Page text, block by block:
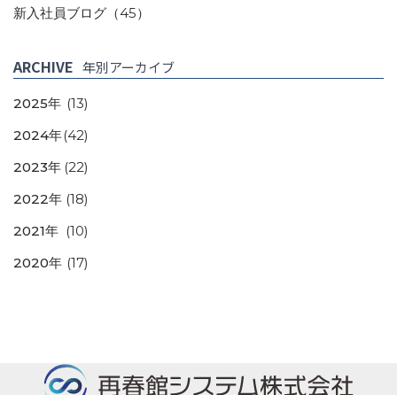
新入社員ブログ （45）
ARCHIVE 年別アーカイブ
2025年 (13)
2024年(42)
2023年 (22)
2022年 (18)
2021年 (10)
2020年 (17)